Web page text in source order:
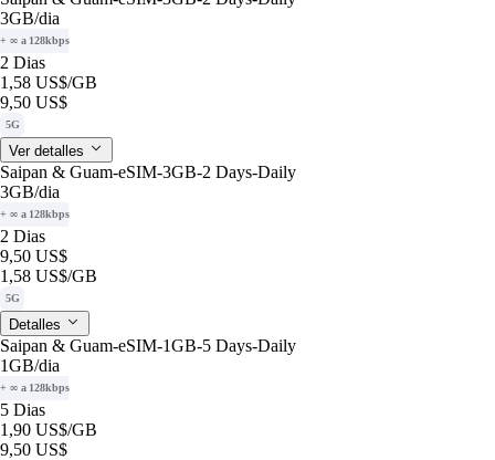
3GB/dia
+ ∞ a 128kbps
2 Dias
1,58 US$/GB
9,50 US$
5G
Ver detalles
Saipan & Guam-eSIM-3GB-2 Days-Daily
3GB/dia
+ ∞ a 128kbps
2 Dias
9,50 US$
1,58 US$/GB
5G
Detalles
Saipan & Guam-eSIM-1GB-5 Days-Daily
1GB/dia
+ ∞ a 128kbps
5 Dias
1,90 US$/GB
9,50 US$